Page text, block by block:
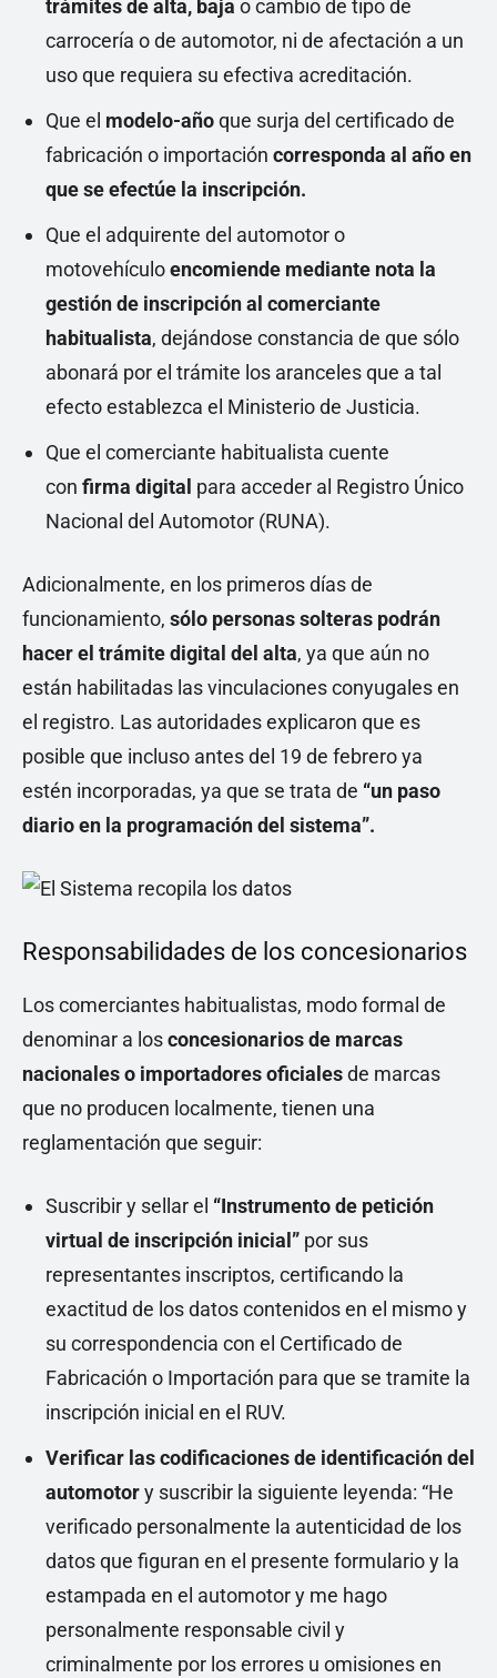
trámites de alta, baja o cambio de tipo de
carrocería o de automotor, ni de afectación a un
uso que requiera su efectiva acreditación.
Que el modelo-añoque surja del certificado de
fabricación o importación corresponda al año en
que se efectúe la inscripción.
Que el adquirente del automotor o
motovehículoencomiende mediante nota la
gestión de inscripción al comerciante
habitualista, dejándose constancia de que sólo
abonará por el trámite los aranceles que a tal
efecto establezca el Ministerio de Justicia.
Que el comerciante habitualista cuente
con firma digital para acceder al Registro Único
Nacional del Automotor (RUNA).
Adicionalmente, en los primeros días de
funcionamiento, sólo personas solteras podrán
hacer el trámite digital del alta, ya que aún no
están habilitadas las vinculaciones conyugales en
el registro. Las autoridades explicaron que es
posible que incluso antes del 19 de febrero ya
estén incorporadas, ya que se trata de “un paso
diario en la programación del sistema”.
Responsabilidades de los concesionarios
Los comerciantes habitualistas, modo formal de
denominar a losconcesionarios de marcas
nacionales o importadores oficialesde marcas
que no producen localmente, tienen una
reglamentación que seguir:
Suscribir y sellar el “Instrumento de petición
virtual de inscripción inicial” por sus
representantes inscriptos, certificando la
exactitud de los datos contenidos en el mismo y
su correspondencia con el Certificado de
Fabricación o Importación para que se tramite la
inscripción inicial en el RUV.
Verificar las codificaciones de identificación del
automotory suscribir la siguiente leyenda: “He
verificado personalmente la autenticidad de los
datos que figuran en el presente formulario y la
estampada en el automotor y me hago
personalmente responsable civil y
criminalmente por los errores u omisiones en